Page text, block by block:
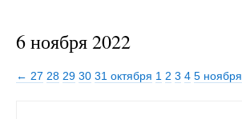
6 ноября 2022
← 27 28 29 30 31 октября 1 2 3 4 5 ноября